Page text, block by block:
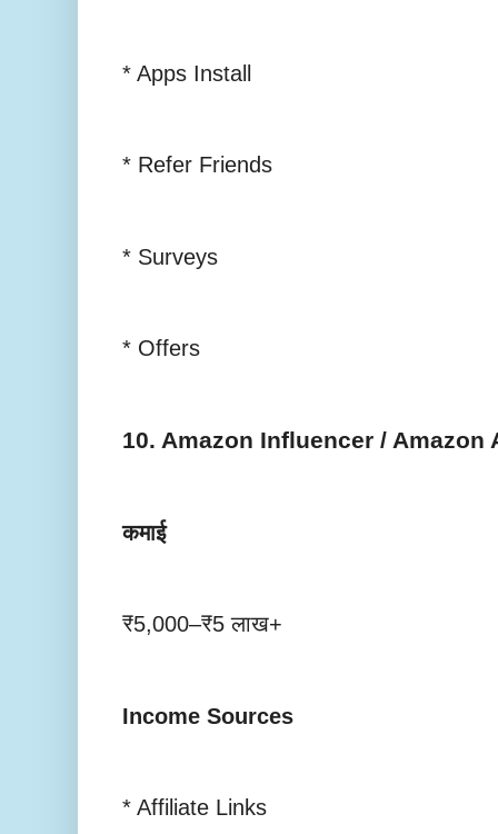
* Apps Install
* Refer Friends
* Surveys
* Offers
10. Amazon Influencer / Amazon
कमाई
₹5,000–₹5 लाख+
Income Sources
* Affiliate Links